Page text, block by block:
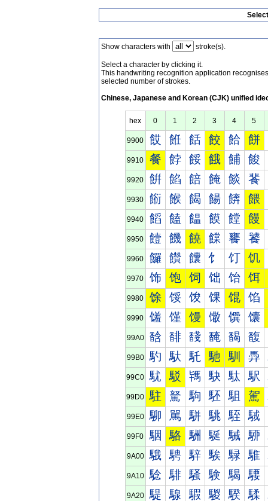
Show characters with stroke(s).
Select a character by clicking it.
This handwriting recognition application
selected number of strokes.
Chinese, Japanese and Korean (CJK) unified
hex 0 1 2 3 4 5
9900 餀 餁 餂 餃 餄 餅
9910 餐 餑 餒 餓 餔 餕
9920 餠 餡 餢 餣 餤 餥
9930 餰 餱 餲 餳 餴 餵
9940 饀 饁 饂 饃 饄 饅
9950 饐 饑 饒 饓 饔 饕
9960 饠 饡 饢 饣 饤 饥
9970 饰 饱 饲 饳 饴 饵
9980 馀 馁 馂 馃 馄 馅
9990 馐 馑 馒 馓 馔 馕
99A0 馠 馡 馢 馣 馤 馥
99B0 馰 馱 馲 馳 馴 馵
99C0 駀 駁 駂 駃 駄 駅
99D0 駐 駑 駒 駓 駔 駕
99E0 駠 駡 駢 駣 駤 駥
99F0 駰 駱 駲 駳 駴 駵
9A00 騀 騁 騂 騃 騄 騅
9A10 騐 騑 騒 験 騔 騕
9A20 騠 騡 騢 騣 騤 騥